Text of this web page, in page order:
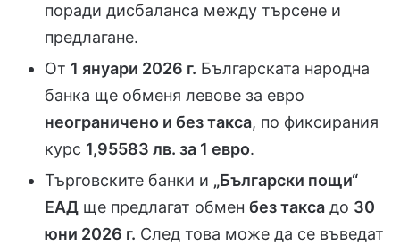
поради дисбаланса между търсене и
предлагане.
От 1 януари 2026 г. Българската народна
банка ще обменя левове за евро
неограничено и без такса, по фиксирания
курс 1,95583 лв. за 1 евро.
Търговските банки и „Български пощи“
ЕАД ще предлагат обмен без такса до 30
юни 2026 г. След това може да се въведат